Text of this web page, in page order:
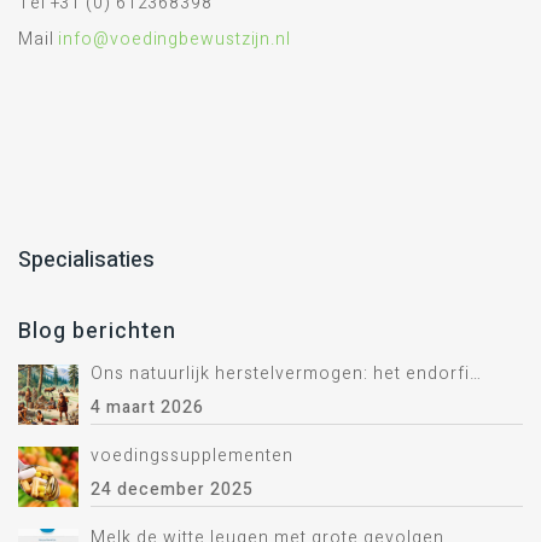
Mail info@voedingbewustzijn.nl
Specialisaties
Blog berichten
Ons natuurlijk herstelvermogen: het endorfine systeem.
4 maart 2026
voedingssupplementen
24 december 2025